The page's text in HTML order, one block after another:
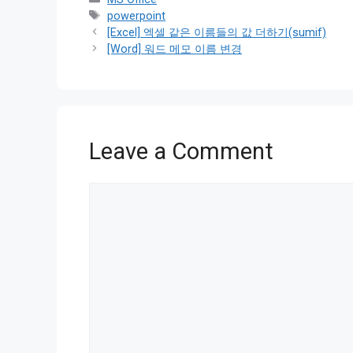
Tags
powerpoint
[Excel] 엑셀 같은 이름들의 값 더하기(sumif)
[Word] 워드 메모 이름 변경
Leave a Comment